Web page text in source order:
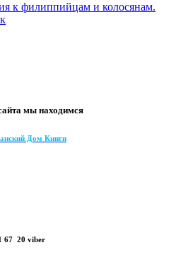
к филиппийцам и колосянам.
мы находимся
Дом Книги
67 20 viber